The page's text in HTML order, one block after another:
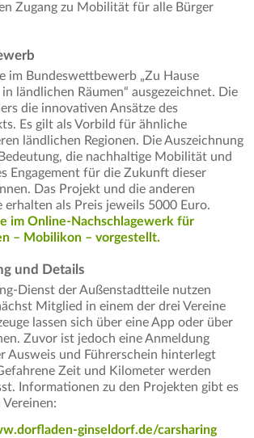
Zugang zu Mobilität für alle Bürger
im Bundeswettbewerb „Zu Hause
ländlichen Räumen“ ausgezeichnet. Die
die innovativen Ansätze des
Es gilt als Vorbild für ähnliche
ländlichen Regionen. Die Auszeichnung
die nachhaltige Mobilität und
Engagement für die Zukunft dieser
Das Projekt und die anderen
als Preis jeweils 5000 Euro.
im Online-Nachschlagewerk für
– Mobilikon – vorgestellt.
und Details
Dienst der Außenstadtteile nutzen
Mitglied in einem der drei Vereine
lassen sich über eine App oder über
Zuvor ist jedoch eine Anmeldung
Ausweis und Führerschein hinterlegt
Zeit und Kilometer werden
Informationen zu den Projekten gibt es
ginseldorf.de/carsharing